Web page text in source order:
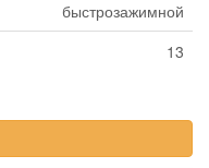
быстрозажимной
13